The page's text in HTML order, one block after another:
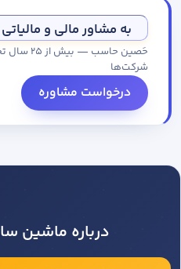
به مشاور مالی و مالیاتی
حَصین
شرکت‌ها
درخواست مشاوره
درباره ماشین